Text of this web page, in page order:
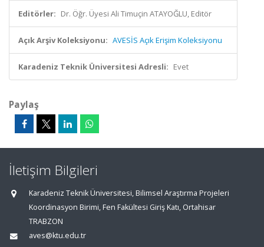
Editörler: Dr. Öğr. Üyesi Ali Timuçin ATAYOĞLU, Editör
Açık Arşiv Koleksiyonu: AVESİS Açık Erişim Koleksiyonu
Karadeniz Teknik Üniversitesi Adresli: Evet
Paylaş
İletişim Bilgileri
Karadeniz Teknik Üniversitesi, Bilimsel Araştırma Projeleri
Koordinasyon Birimi, Fen Fakültesi Giriş Katı, Ortahisar
TRABZON
aves@ktu.edu.tr